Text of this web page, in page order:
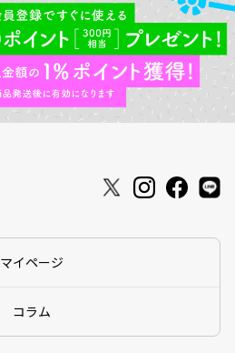
マイページ
コラム